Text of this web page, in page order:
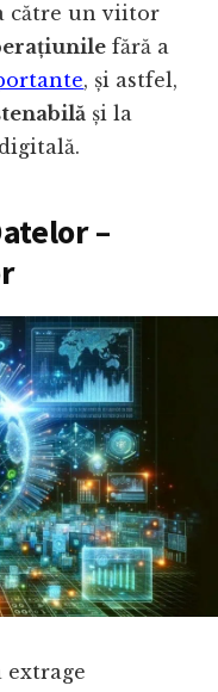
către un viitor
fără a
, și astfel,
și la
–
extrage